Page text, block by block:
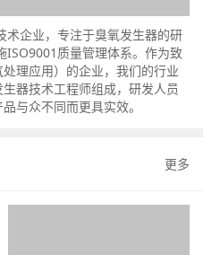
企业，专注于臭氧发生器的研
ISO9001质量管理体系。作为致
理应用）的企业，我们的行业
器技术工程师组成，研发人员
与众不同而更具实效。
更多